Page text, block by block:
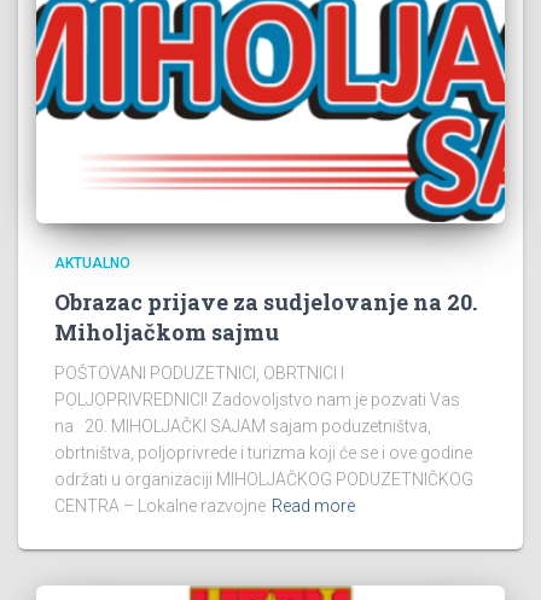
AKTUALNO
Obrazac prijave za sudjelovanje na 20.
Miholjačkom sajmu
POŠTOVANI PODUZETNICI, OBRTNICI I
POLJOPRIVREDNICI! Zadovoljstvo nam je pozvati Vas
na 20. MIHOLJAČKI SAJAM sajam poduzetništva,
obrtništva, poljoprivrede i turizma koji će se i ove godine
održati u organizaciji MIHOLJAČKOG PODUZETNIČKOG
CENTRA – Lokalne razvojne Read more